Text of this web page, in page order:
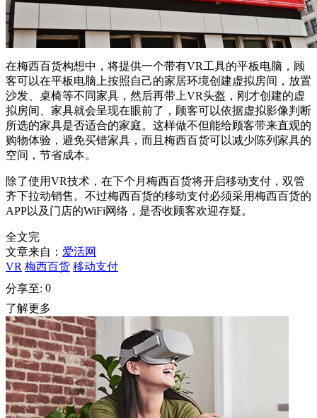
在梅西百货构想中，将提供一个带有VR工具的平板电脑，顾
客可以在平板电脑上按照自己的家居环境创建虚拟房间，放置
沙发、桌椅等不同家具，然后再带上VR头盔，刚才创建的虚
拟房间、家具就会呈现在眼前了，顾客可以依据虚拟影像判断
所选的家具是否适合的家庭。这样做不但能给顾客带来直观的
购物体验，避免买错家具，而且梅西百货可以减少陈列家具的
空间，节省成本。
除了使用VR技术，在下个月梅西百货将开启移动支付，双管
齐下拉动销售。不过梅西百货的移动支付必须采用梅西百货的
APP以及门店的WiFi网络，是否收顾客欢迎存疑。
全文完
文章来自： 爱活网
VR 梅西百货 移动支付
分享至: 0
了解更多